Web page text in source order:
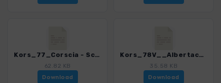
Kors_77_Corscia - Scala di Santa Regina_4280_18.gpx
62.82 KB
Download
Kors_78V__Albertacce_4280_18.gpx
35.58 KB
Download